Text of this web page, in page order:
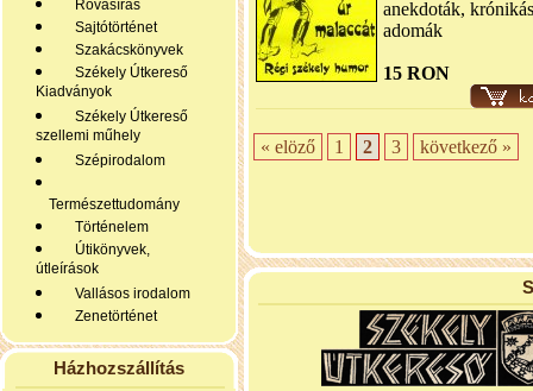
Rovásírás
Sajtótörténet
Szakácskönyvek
Székely Útkereső
Kiadványok
Székely Útkereső
szellemi műhely
Szépirodalom
Természettudomány
Történelem
Útikönyvek,
útleírások
Vallásos irodalom
Zenetörténet
Házhozszállítás
anekdoták, krónikás
adomák
15 RON
« elöző 1 2 3 következő »